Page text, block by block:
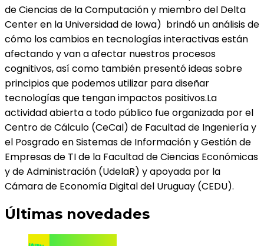
de Ciencias de la Computación y miembro del Delta
Center en la Universidad de Iowa) brindó un análisis de
cómo los cambios en tecnologías interactivas están
afectando y van a afectar nuestros procesos
cognitivos, así como también presentó ideas sobre
principios que podemos utilizar para diseñar
tecnologías que tengan impactos positivos.La
actividad abierta a todo público fue organizada por el
Centro de Cálculo (CeCal) de Facultad de Ingeniería y
el Posgrado en Sistemas de Información y Gestión de
Empresas de TI de la Facultad de Ciencias Económicas
y de Administración (UdelaR) y apoyada por la
Cámara de Economía Digital del Uruguay (CEDU).
Últimas novedades